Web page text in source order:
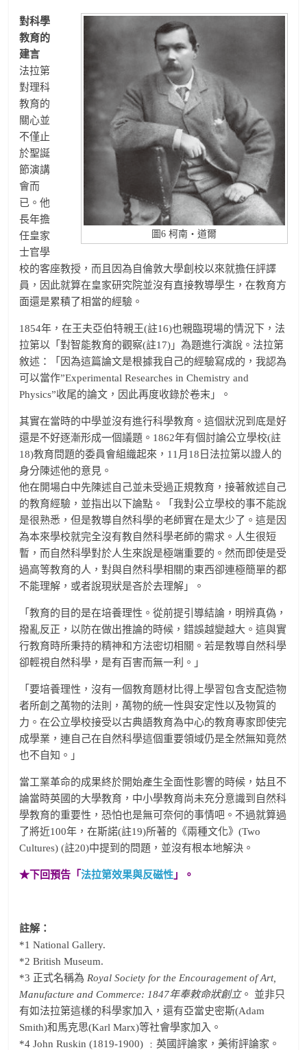
圖6 柯南・道爾
對科學
教育的
建言
法拉第
對理科
教育的
關心並
不僅止
於聖誕
節演講
會而
已。他
長年擔
任皇家
士官學
校的客座教授，而且因為自倫敦大學創校以來就擔任評譯
員，因此就算在皇家研究院並沒有直接教導學生，在教育方
面還是累積了相當的經驗。
1854年，在王夫亞伯特親王(註16)也親臨現場的情況下，法
拉第以「對智能教育的觀察(註17)」為題進行演說。法拉第
敘述：「因為這篇論文是根據我自己的經驗寫成的，我認為
可以當作”Experimental Researches in Chemistry and
Physics”收尾的論文，因此再度收錄於卷末」。
其實在當時的中學並沒有進行科學教育。這個狀況到底是好
還是不好逐漸形成一個議題。1862年有個討論公立學校(註
18)教育問題的委員會組織起來，11月18日法拉第以證人的
身分陳述他的意見。
他在開場白中先陳述自己並未受過正規教育，接著敘述自己
的教育經驗，並指出以下論點。「我對公立學校的事不能說
是很熟悉，但是教導自然科學的老師實在是太少了。這是因
為本來學校就完全沒有教自然科學老師的需求。人生很短
暫，而自然科學對於人生來說是極端重要的。然而即使是受
過高等教育的人，對與自然科學相關的東西卻連極簡單的都
不能理解，或者說現狀是吝於去理解」。
「教育的目的是在培養理性。從前提引導結論，明辨真偽，
撥亂反正，以防在做出推論的時候，錯誤越變越大。這與實
行教育時所秉持的精神和方法密切相關。若是教導自然科學
卻輕視自然科學，是有百害而無一利。」
「要培養理性，沒有一個教育題材比得上學習包含支配造物
者所創之萬物的法則，萬物的統一性與安定性以及物質的
力。在公立學校接受以古典語教育為中心的教育專家即使完
成學業，連自己在自然科學這個重要領域仍是全然無知竟然
也不自知。」
當工業革命的成果終於開始產生全面性影響的時候，姑且不
論當時英國的大學教育，中小學教育尚未充分意識到自然科
學教育的重要性，恐怕也是無可奈何的事情吧。不過就算過
了將近100年，在斯諾(註19)所著的《兩種文化》(Two
Cultures) (註20)中提到的問題，並沒有根本地解決。
★下回預告「法拉第效果與反磁性 」。
註解：
*1 National Gallery.
*2 British Museum.
*3 正式名稱為 Royal Society for the Encouragement of Art,
Manufacture and Commerce: 1847年奉敕命狀創立。 並非只
有如法拉第這樣的科學家加入，還有亞當史密斯(Adam
Smith)和馬克思(Karl Marx)等社會學家加入。
*4 John Ruskin (1819-1900) ﹕英國評論家，美術評論家。